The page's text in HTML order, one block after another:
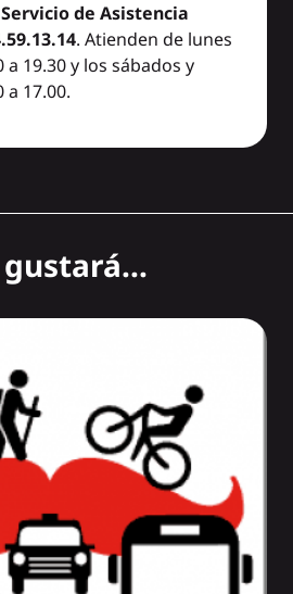
de Asistencia
. Atienden de lunes
a 19.30 y los sábados y
a 17.00.